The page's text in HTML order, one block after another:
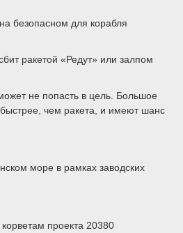
безопасном для корабля
ракетой «Редут» или залпом
не попасть в цель. Большое
чем ракета, и имеют шанс
море в рамках заводских
проекта 20380